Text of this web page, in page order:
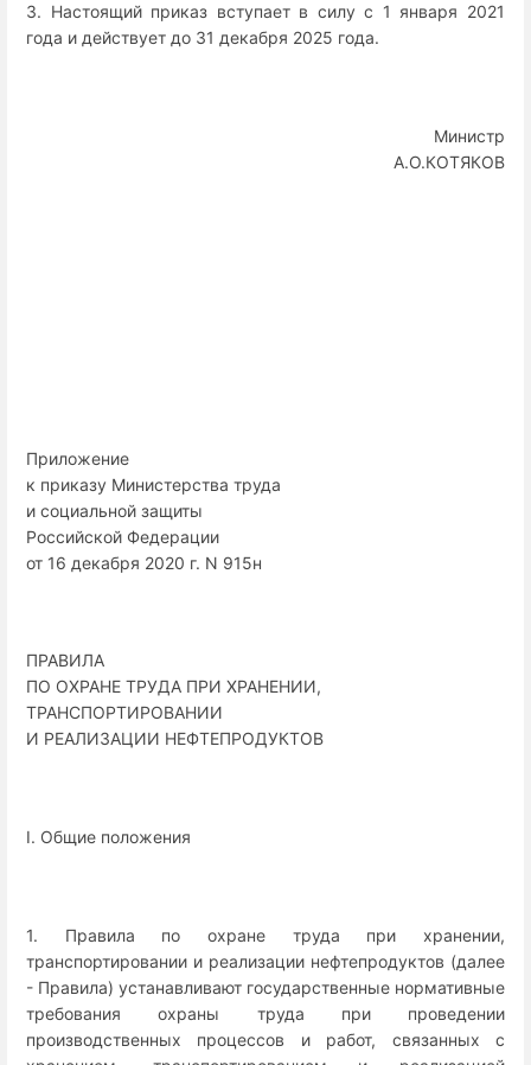
3. Настоящий приказ вступает в силу с 1 января 2021
года и действует до 31 декабря 2025 года.
Министр
А.О.КОТЯКОВ
Приложение
к приказу Министерства труда
и социальной защиты
Российской Федерации
от 16 декабря 2020 г. N 915н
ПРАВИЛА
ПО ОХРАНЕ ТРУДА ПРИ ХРАНЕНИИ,
ТРАНСПОРТИРОВАНИИ
И РЕАЛИЗАЦИИ НЕФТЕПРОДУКТОВ
I. Общие положения
1. Правила по охране труда при хранении,
транспортировании и реализации нефтепродуктов (далее
- Правила) устанавливают государственные нормативные
требования охраны труда при проведении
производственных процессов и работ, связанных с